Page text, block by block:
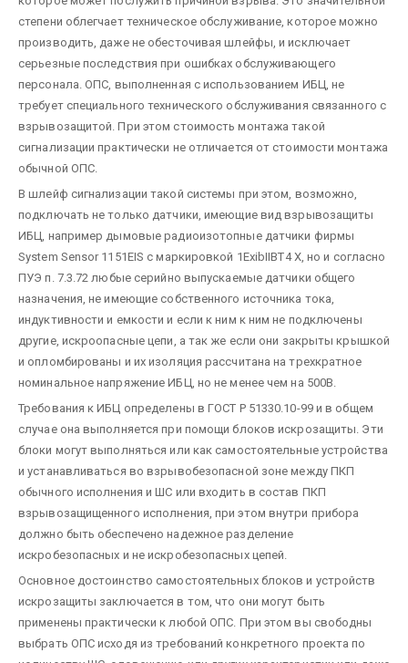
степени облегчает техническое обслуживание, которое можно
производить, даже не обесточивая шлейфы, и исключает
серьезные последствия при ошибках обслуживающего
персонала. ОПС, выполненная с использованием ИБЦ, не
требует специального технического обслуживания связанного с
взрывозащитой. При этом стоимость монтажа такой
сигнализации практически не отличается от стоимости монтажа
обычной ОПС.
В шлейф сигнализации такой системы при этом, возможно,
подключать не только датчики, имеющие вид взрывозащиты
ИБЦ, например дымовые радиоизотопные датчики фирмы
System Sensor 1151EIS с маркировкой 1ExibIIВT4 Х, но и согласно
ПУЭ п. 7.3.72 любые серийно выпускаемые датчики общего
назначения, не имеющие собственного источника тока,
индуктивности и емкости и если к ним к ним не подключены
другие, искроопасные цепи, а так же если они закрыты крышкой
и опломбированы и их изоляция рассчитана на трехкратное
номинальное напряжение ИБЦ, но не менее чем на 500В.
Требования к ИБЦ определены в ГОСТ Р 51330.10-99 и в общем
случае она выполняется при помощи блоков искрозащиты. Эти
блоки могут выполняться или как самостоятельные устройства
и устанавливаться во взрывобезопасной зоне между ПКП
обычного исполнения и ШС или входить в состав ПКП
взрывозащищенного исполнения, при этом внутри прибора
должно быть обеспечено надежное разделение
искробезопасных и не искробезопасных цепей.
Основное достоинство самостоятельных блоков и устройств
искрозащиты заключается в том, что они могут быть
применены практически к любой ОПС. При этом вы свободны
выбрать ОПС исходя из требований конкретного проекта по